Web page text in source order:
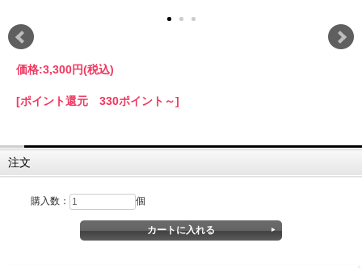
価格:3,300円(税込)
[ポイント還元 330ポイント～]
注文
購入数： 個